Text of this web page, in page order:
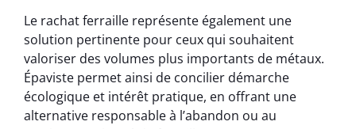
Le rachat ferraille représente également une
solution pertinente pour ceux qui souhaitent
valoriser des volumes plus importants de métaux.
Épaviste permet ainsi de concilier démarche
écologique et intérêt pratique, en offrant une
alternative responsable à l’abandon ou au